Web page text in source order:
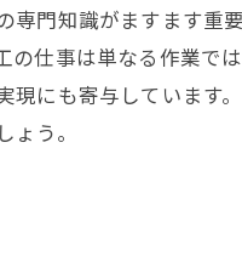
専門知識がますます重
の仕事は単なる作業で
現にも寄与しています
う。